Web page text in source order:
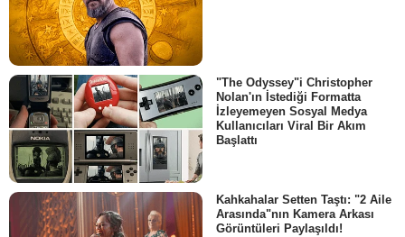
"The Odyssey"i Christopher
Nolan'ın İstediği Formatta
İzleyemeyen Sosyal Medya
Kullanıcıları Viral Bir Akım
Başlattı
Kahkahalar Setten Taştı: "2 Aile
Arasında"nın Kamera Arkası
Görüntüleri Paylaşıldı!